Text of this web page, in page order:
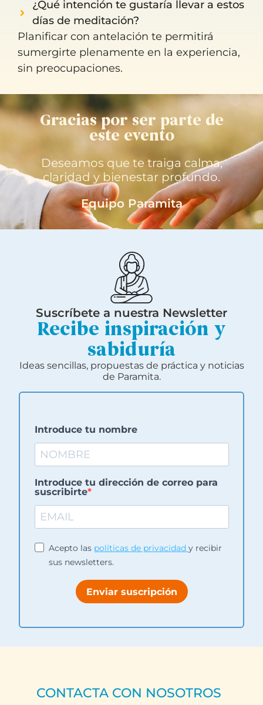
¿Qué intención te gustaría llevar a estos
días de meditación?
Planificar con antelación te permitirá
sumergirte plenamente en la experiencia,
sin preocupaciones.
Gracias por ser parte de
este evento
Deseamos que te traiga calma,
claridad y bienestar profundo.
Equipo Paramita
Suscríbete a nuestra Newsletter
Recibe inspiración y
sabiduría
Ideas sencillas, propuestas de práctica y noticias
de Paramita.
Introduce tu nombre
Introduce tu dirección de correo para
suscribirte
Acepto las políticas de privacidad y recibir
sus newsletters.
Enviar suscripción
CONTACTA CON NOSOTROS